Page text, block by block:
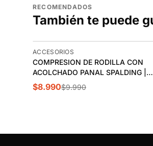
RECOMENDADOS
También te puede
-10%
ACCESORIOS
COMPRESION DE RODILLA CON
ACOLCHADO PANAL SPALDING |
SPACONE009
$8.990$9.990